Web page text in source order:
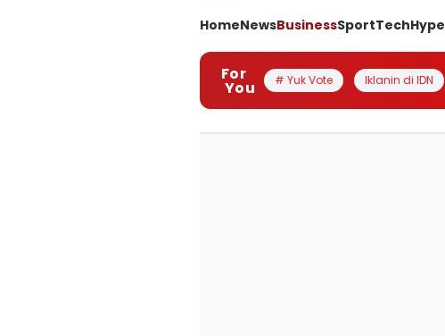
HomeNewsBusinessSportTechHype
For
You # Yuk Vote Iklanin di IDN